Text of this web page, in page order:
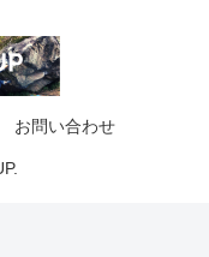
お問い合わせ